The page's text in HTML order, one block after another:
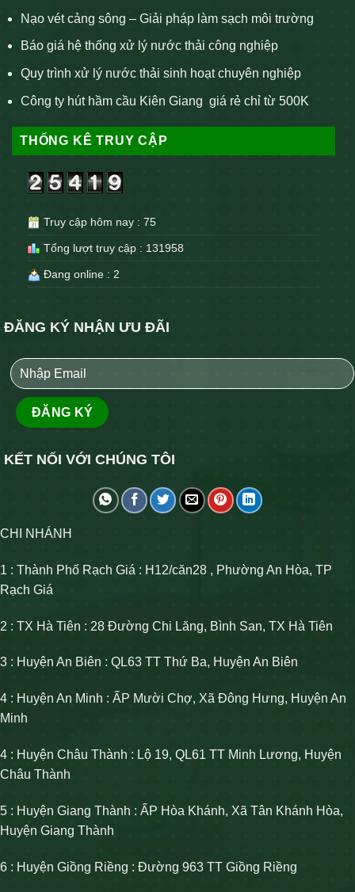
Nạo vét cảng sông – Giải pháp làm sạch môi trường
Báo giá hệ thống xử lý nước thải công nghiệp
Quy trình xử lý nước thải sinh hoạt chuyên nghiệp
Công ty hút hầm cầu Kiên Giang giá rẻ chỉ từ 500K
THỐNG KÊ TRUY CẬP
Truy cập hôm nay : 75
Tổng lượt truy cập : 131958
Đang online : 2
ĐĂNG KÝ NHẬN ƯU ĐÃI
KẾT NỐI VỚI CHÚNG TÔI
CHI NHÁNH
1 : Thành Phố Rạch Giá : H12/căn28 , Phường An Hòa, TP
Rạch Giá
2 : TX Hà Tiên : 28 Đường Chi Lăng, Bình San, TX Hà Tiên
3 : Huyện An Biên : QL63 TT Thứ Ba, Huyện An Biên
4 : Huyện An Minh : ẤP Mười Chợ, Xã Đông Hưng, Huyện An
Minh
4 : Huyện Châu Thành : Lộ 19, QL61 TT Minh Lương, Huyện
Châu Thành
5 : Huyện Giang Thành : ẤP Hòa Khánh, Xã Tân Khánh Hòa,
Huyện Giang Thành
6 : Huyện Giồng Riềng : Đường 963 TT Giồng Riềng